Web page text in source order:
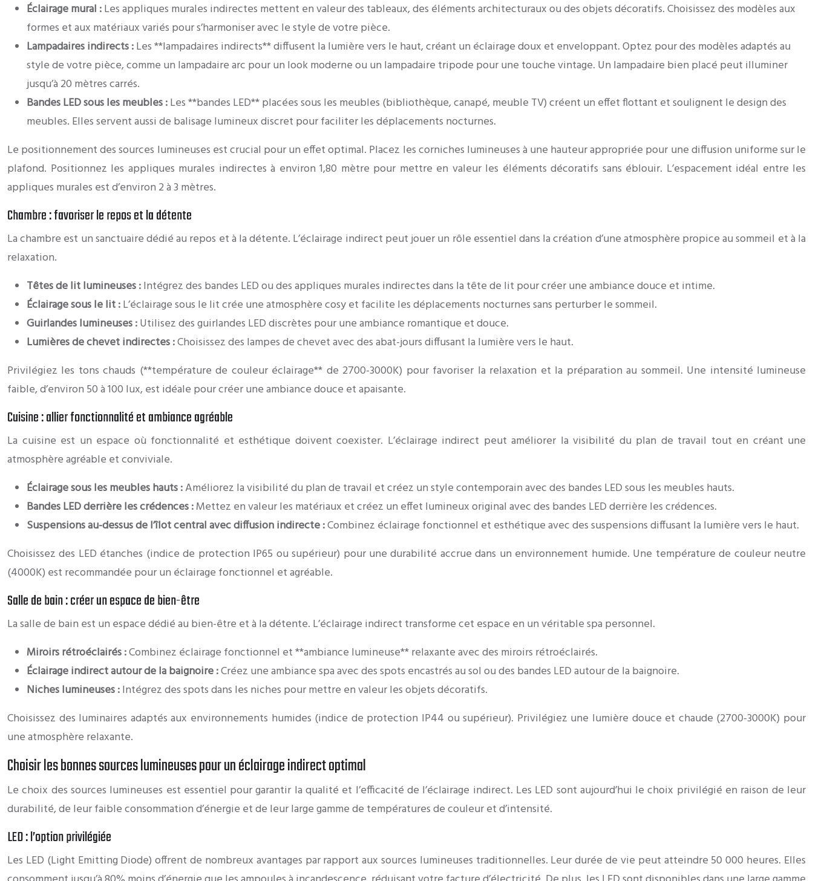
Éclairage mural :Les appliques murales indirectes mettent en valeur des tableaux, des éléments architecturaux ou des objets décoratifs. Choisissez des modèles aux
formes et aux matériaux variés pour s’harmoniser avec le style de votre pièce.
Lampadaires indirects :Les **lampadaires indirects** diffusent la lumière vers le haut, créant un éclairage doux et enveloppant. Optez pour des modèles adaptés au
style de votre pièce, comme un lampadaire arc pour un look moderne ou un lampadaire tripode pour une touche vintage. Un lampadaire bien placé peut illuminer
jusqu’à 20 mètres carrés.
Bandes LED sous les meubles :Les **bandes LED** placées sous les meubles (bibliothèque, canapé, meuble TV) créent un effet flottant et soulignent le design des
meubles. Elles servent aussi de balisage lumineux discret pour faciliter les déplacements nocturnes.
Le positionnement des sources lumineuses est crucial pour un effet optimal. Placez les corniches lumineuses à une hauteur appropriée pour une diffusion uniforme sur le
plafond. Positionnez les appliques murales indirectes à environ 1,80 mètre pour mettre en valeur les éléments décoratifs sans éblouir. L’espacement idéal entre les
appliques murales est d’environ 2 à 3 mètres.
Chambre : favoriser le repos et la détente
La chambre est un sanctuaire dédié au repos et à la détente. L’éclairage indirect peut jouer un rôle essentiel dans la création d’une atmosphère propice au sommeil et à la
relaxation.
Têtes de lit lumineuses :Intégrez des bandes LED ou des appliques murales indirectes dans la tête de lit pour créer une ambiance douce et intime.
Éclairage sous le lit :L’éclairage sous le lit crée une atmosphère cosy et facilite les déplacements nocturnes sans perturber le sommeil.
Guirlandes lumineuses :Utilisez des guirlandes LED discrètes pour une ambiance romantique et douce.
Lumières de chevet indirectes :Choisissez des lampes de chevet avec des abat-jours diffusant la lumière vers le haut.
Privilégiez les tons chauds (**température de couleur éclairage** de 2700-3000K) pour favoriser la relaxation et la préparation au sommeil. Une intensité lumineuse
faible, d’environ 50 à 100 lux, est idéale pour créer une ambiance douce et apaisante.
Cuisine : allier fonctionnalité et ambiance agréable
La cuisine est un espace où fonctionnalité et esthétique doivent coexister. L’éclairage indirect peut améliorer la visibilité du plan de travail tout en créant une
atmosphère agréable et conviviale.
Éclairage sous les meubles hauts :Améliorez la visibilité du plan de travail et créez un style contemporain avec des bandes LED sous les meubles hauts.
Bandes LED derrière les crédences :Mettez en valeur les matériaux et créez un effet lumineux original avec des bandes LED derrière les crédences.
Suspensions au-dessus de l’îlot central avec diffusion indirecte :Combinez éclairage fonctionnel et esthétique avec des suspensions diffusant la lumière vers le haut.
Choisissez des LED étanches (indice de protection IP65 ou supérieur) pour une durabilité accrue dans un environnement humide. Une température de couleur neutre
(4000K) est recommandée pour un éclairage fonctionnel et agréable.
Salle de bain : créer un espace de bien-être
La salle de bain est un espace dédié au bien-être et à la détente. L’éclairage indirect transforme cet espace en un véritable spa personnel.
Miroirs rétroéclairés :Combinez éclairage fonctionnel et **ambiance lumineuse** relaxante avec des miroirs rétroéclairés.
Éclairage indirect autour de la baignoire :Créez une ambiance spa avec des spots encastrés au sol ou des bandes LED autour de la baignoire.
Niches lumineuses :Intégrez des spots dans les niches pour mettre en valeur les objets décoratifs.
Choisissez des luminaires adaptés aux environnements humides (indice de protection IP44 ou supérieur). Privilégiez une lumière douce et chaude (2700-3000K) pour
une atmosphère relaxante.
Choisir les bonnes sources lumineuses pour un éclairage indirect optimal
Le choix des sources lumineuses est essentiel pour garantir la qualité et l’efficacité de l’éclairage indirect. Les LED sont aujourd’hui le choix privilégié en raison de leur
durabilité, de leur faible consommation d’énergie et de leur large gamme de températures de couleur et d’intensité.
LED : l’option privilégiée
Les LED (Light Emitting Diode) offrent de nombreux avantages par rapport aux sources lumineuses traditionnelles. Leur durée de vie peut atteindre 50 000 heures. Elles